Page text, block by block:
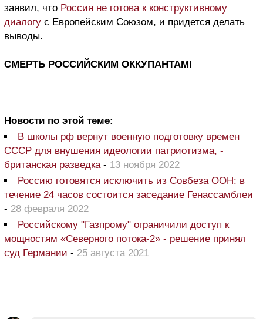
заявил, что Россия не готова к конструктивному
диалогу с Европейским Союзом, и придется делать
выводы.
СМЕРТЬ РОССИЙСКИМ ОККУПАНТАМ!
Новости по этой теме:
В школы рф вернут военную подготовку времен
СССР для внушения идеологии патриотизма, -
британская разведка- 13 ноября 2022
Россию готовятся исключить из Совбеза ООН: в
течение 24 часов состоится заседание Генассамблеи
- 28 февраля 2022
Российскому "Газпрому" ограничили доступ к
мощностям «Северного потока-2» - решение принял
суд Германии - 25 августа 2021